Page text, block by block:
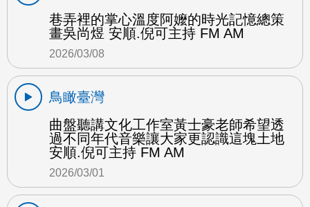
巷弄裡的掌心溫度阿嬤的時光記憶總策
畫吳尚煜 安順.倪可主持 FM AM
2026/03/08
鳥瞰臺灣
曲盤聽講文化工作室黃士豪老師希望透
過不同年代音樂讓大家更認識這塊土地
安順.倪可主持 FM AM
2026/03/01